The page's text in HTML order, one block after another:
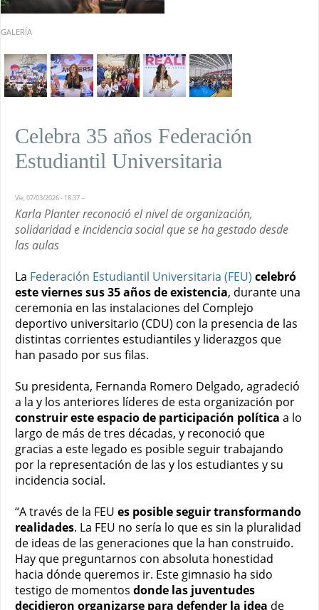
GALERÍA
Celebra 35 años Federación
Estudiantil Universitaria
Vie, 07/03/2026 - 18:37--
Karla Planter reconoció el nivel de organización,
solidaridad e incidencia social que se ha gestado desde
las aulas
La Federación Estudiantil Universitaria (FEU) celebró
este viernes sus 35 años de existencia, durante una
ceremonia en las instalaciones del Complejo
deportivo universitario (CDU) con la presencia de las
distintas corrientes estudiantiles y liderazgos que
han pasado por sus filas.
Su presidenta, Fernanda Romero Delgado, agradeció
a la y los anteriores líderes de esta organización por
construir este espacio de participación política a lo
largo de más de tres décadas, y reconoció que
gracias a este legado es posible seguir trabajando
por la representación de las y los estudiantes y su
incidencia social.
“A través de la FEU es posible seguir transformando
realidades. La FEU no sería lo que es sin la pluralidad
de ideas de las generaciones que la han construido.
Hay que preguntarnos con absoluta honestidad
hacia dónde queremos ir. Este gimnasio ha sido
testigo de momentos donde las juventudes
decidieron organizarse para defender la idea de